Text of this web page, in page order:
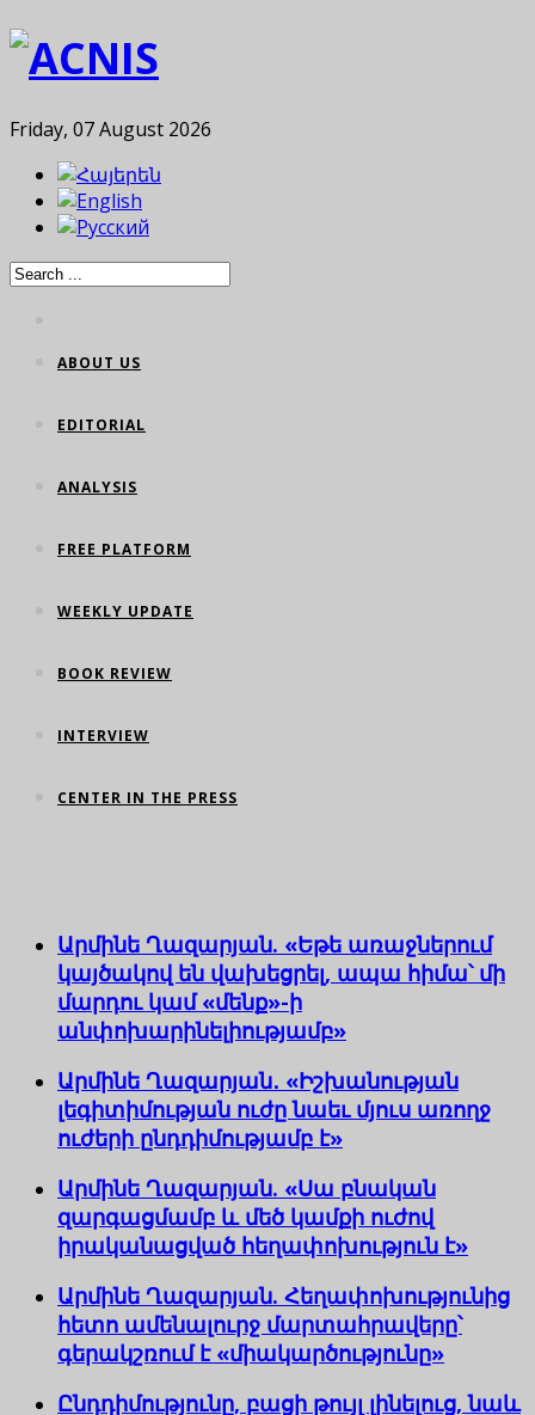
Friday, 07 August 2026
ABOUT US
EDITORIAL
ANALYSIS
FREE PLATFORM
WEEKLY UPDATE
BOOK REVIEW
INTERVIEW
CENTER IN THE PRESS
Արմինե Ղազարյան. «Եթե առաջներում
կայծակով են վախեցրել, ապա հիմա՝ մի
մարդու կամ «մենք»-ի
անփոխարինելիությամբ»
Արմինե Ղազարյան․ «Իշխանության
լեգիտիմության ուժը նաեւ մյուս առողջ
ուժերի ընդդիմությամբ է»
Արմինե Ղազարյան. «Սա բնական
զարգացմամբ և մեծ կամքի ուժով
իրականացված հեղափոխություն է»
Արմինե Ղազարյան. Հեղափոխությունից
հետո ամենալուրջ մարտահրավերը՝
գերակշռում է «միակարծությունը»
Ընդդիմությունը, բացի թույլ լինելուց, նաև